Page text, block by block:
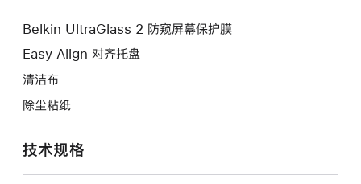
Belkin UltraGlass 2 防窥屏幕保护膜
Easy Align 对齐托盘
清洁布
除尘粘纸
技术规格